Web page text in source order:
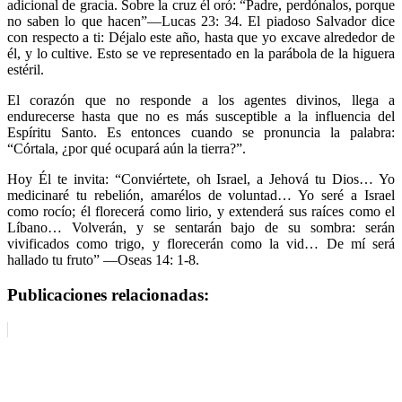
adicional de gracia. Sobre la cruz él oró: “Padre, perdónalos, porque
no saben lo que hacen”—Lucas 23: 34. El piadoso Salvador dice
con respecto a ti: Déjalo este año, hasta que yo excave alrededor de
él, y lo cultive. Esto se ve representado en la parábola de la higuera
estéril.
El corazón que no responde a los agentes divinos, llega a
endurecerse hasta que no es más susceptible a la influencia del
Espíritu Santo. Es entonces cuando se pronuncia la palabra:
“Córtala, ¿por qué ocupará aún la tierra?”.
Hoy Él te invita: “Conviértete, oh Israel, a Jehová tu Dios… Yo
medicinaré tu rebelión, amarélos de voluntad… Yo seré a Israel
como rocío; él florecerá como lirio, y extenderá sus raíces como el
Líbano… Volverán, y se sentarán bajo de su sombra: serán
vivificados como trigo, y florecerán como la vid… De mí será
hallado tu fruto” —Oseas 14: 1-8.
Publicaciones relacionadas: